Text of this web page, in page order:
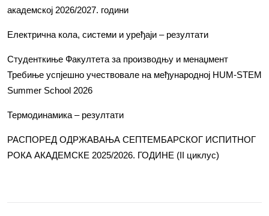
академској 2026/2027. години
Електрична кола, системи и уређаји – резултати
Студенткиње Факултета за производњу и менаџмент
Требиње успјешно учествовале на међународној HUM-STEM
Summer School 2026
Термодинамика – резултати
РАСПОРЕД ОДРЖАВАЊА СЕПТЕМБАРСКОГ ИСПИТНОГ
РОКА АКАДЕМСКЕ 2025/2026. ГОДИНЕ (II циклус)